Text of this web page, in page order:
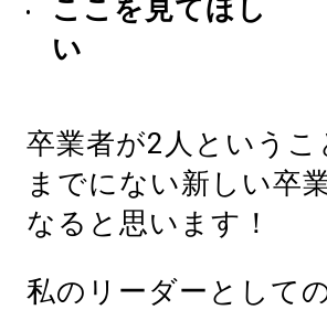
ここを見てほし
い
卒業者が2人というこ
までにない新しい卒
なると思います！
私のリーダーとして